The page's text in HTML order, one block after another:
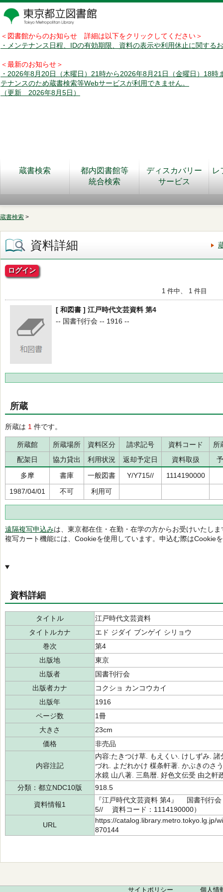
＜図書館からのお知らせ 詳細は以下をクリックしてください＞
・メンテナンス日程、IDの有効期限、資料の表示や利用休止に関する
＜最新のお知らせ＞
・2026年8月20日（木曜日）21時から2026年8月21日（金曜日）18時
テナンスのため蔵書検索等Webサービスが利用できません。
（更新 2026年8月5日）
蔵書検索
都内図書館等
統合検索
ディスカバリー
サービス
レ
蔵書検索 >
資料詳細
ログイン
1 件中、 1 件目
[ 和図書 ] 江戸時代文芸資料 第4
-- 国書刊行会 -- 1916 --
所蔵
所蔵は 1 件です。
所蔵館 所蔵場所 資料区分 請求記号 資料コード
所
配架日
協力貸出 利用状況 返却予定日 資料取扱
多摩
書庫 一般図書 Y/Y715//
1114190000
1987/04/01
不可 利用可
遠隔複写申込みは、東京都在住・在勤・在学の方からお受けいたしま
複写カート機能には、Cookieを使用しています。申込む際はCookie
資料詳細
タイトル
江戸時代文芸資料
タイトルカナ
エド ジダイ ブンゲイ シリョウ
巻次
第4
出版地
東京
出版者
国書刊行会
出版者カナ
コクショ カンコウカイ
出版年
1916
ページ数
1冊
大きさ
23cm
価格
非売品
内容注記
内容:たきつけ草. もえくい. けしずみ.
づれ. よだれかけ 楳条軒著. かぶきのさ
水鏡 山八著. 三島暦. 好色文伝受 由之軒
分類：都立NDC10版
918.5
資料情報1
『江戸時代文芸資料 第4』 国書刊行
5// 資料コード：1114190000）
URL
https://catalog.library.metro.tokyo.lg.jp/
870144
サイトポリシー 個人情